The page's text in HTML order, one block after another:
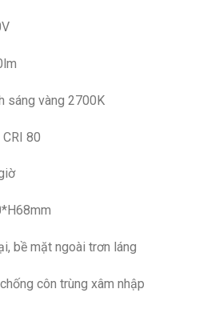
sáng vàng 2700K
80
bề mặt ngoài trơn láng
côn trùng xâm nhập